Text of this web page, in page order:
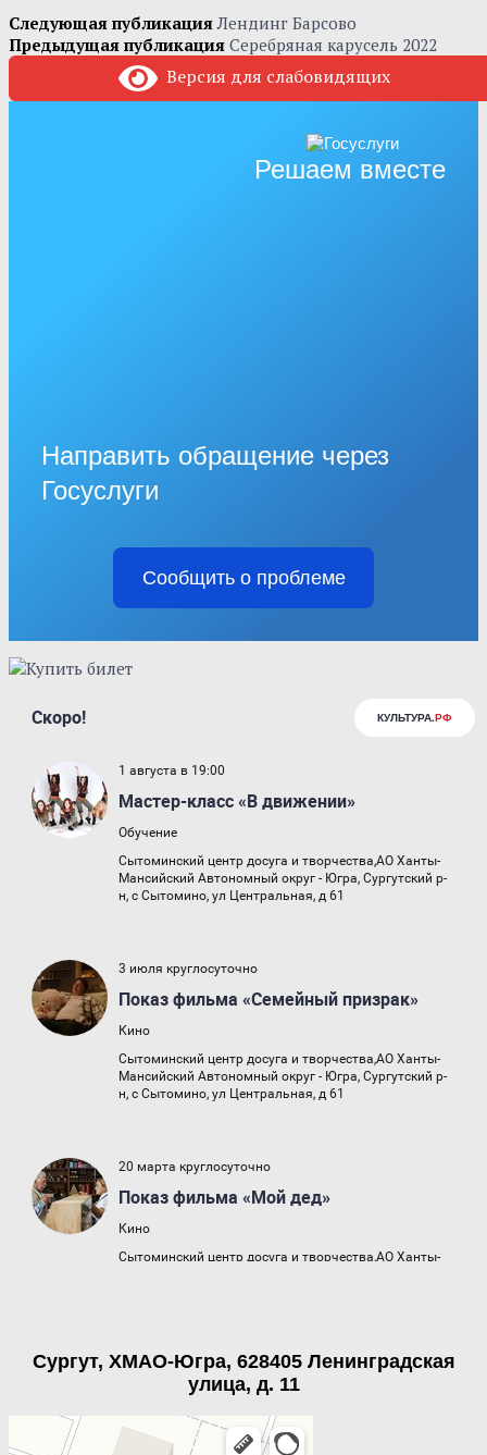
Следующая публикацияЛендинг Барсово
Предыдущая публикация Серебряная карусель 2022
Версия для слабовидящих
Решаем вместе
Направить обращение через
Госуслуги
Сообщить о проблеме
Сургут, ХМАО-Югра, 628405 Ленинградская
улица, д. 11